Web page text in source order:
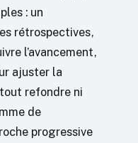
: un
rétrospectives,
l’avancement,
ajuster la
refondre ni
de
progressive